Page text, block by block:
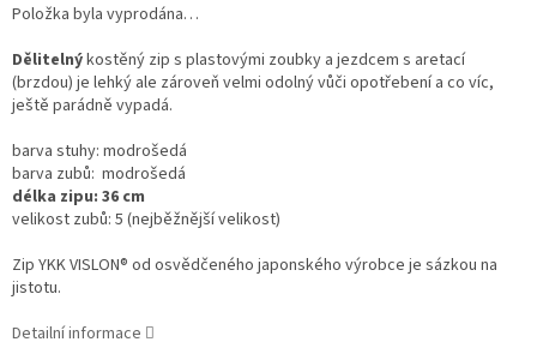
Položka byla vyprodána…
Dělitelnýkostěný zip s plastovými zoubky a jezdcem s aretací
(brzdou) je lehký ale zároveň velmi odolný vůči opotřebení a co víc,
ještě parádně vypadá.
barva stuhy: modrošedá
barva zubů: modrošedá
délka zipu: 36 cm
velikost zubů: 5 (nejběžnější velikost)
Zip YKK VISLON® od osvědčeného japonského výrobce je sázkou na
jistotu.
Detailní informace